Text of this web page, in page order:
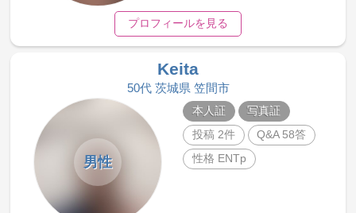
プロフィールを見る
Keita
50代 茨城県 笠間市
男性
本人証
写真証
投稿 2件
Q&A 58答
性格 ENTp